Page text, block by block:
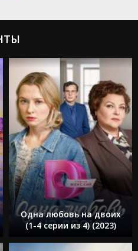
Одна любовь на двоих
(1-4 серии из 4) (2023)